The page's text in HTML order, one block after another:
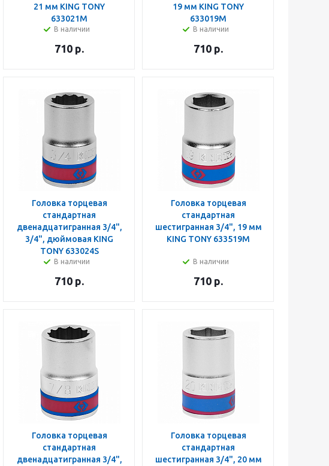
21 мм KING TONY
633021M
В наличии
710 р.
19 мм KING TONY
633019M
В наличии
710 р.
Головка торцевая
стандартная
двенадцатигранная 3/4",
3/4", дюймовая KING
TONY 633024S
В наличии
710 р.
Головка торцевая
стандартная
шестигранная 3/4", 19 мм
KING TONY 633519M
В наличии
710 р.
Головка торцевая
стандартная
двенадцатигранная 3/4",
Головка торцевая
стандартная
шестигранная 3/4", 20 мм